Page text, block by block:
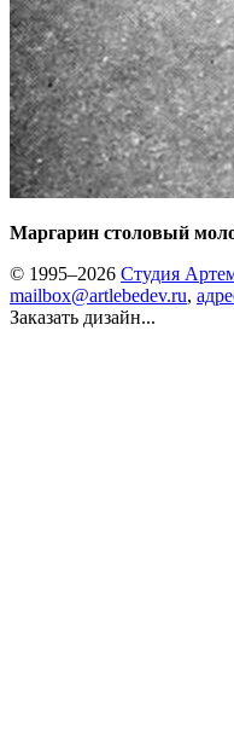
Маргарин столовый
© 1995–2026 Студия
mailbox@artlebedev.ru,
Заказать дизайн...